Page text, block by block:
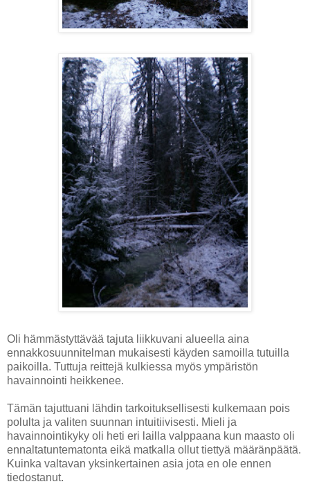
Oli hämmästyttävää tajuta liikkuvani alueella aina
ennakkosuunnitelman mukaisesti käyden samoilla tutuilla
paikoilla. Tuttuja reittejä kulkiessa myös ympäristön
havainnointi heikkenee.
Tämän tajuttuani lähdin tarkoituksellisesti kulkemaan pois
polulta ja valiten suunnan intuitiivisesti. Mieli ja
havainnointikyky oli heti eri lailla valppaana kun maasto oli
ennaltatuntematonta eikä matkalla ollut tiettyä määränpäätä.
Kuinka valtavan yksinkertainen asia jota en ole ennen
tiedostanut.